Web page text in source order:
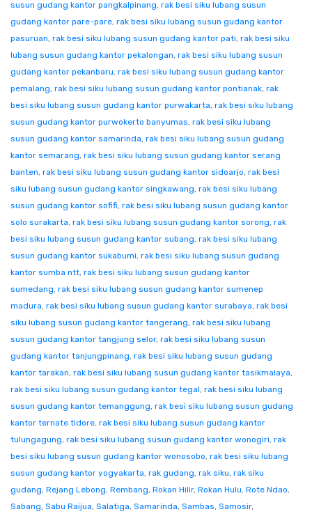
susun gudang kantor pangkalpinang, rak besi siku lubang susun
gudang kantor pare-pare, rak besi siku lubang susun gudang kantor
pasuruan, rak besi siku lubang susun gudang kantor pati, rak besi siku
lubang susun gudang kantor pekalongan, rak besi siku lubang susun
gudang kantor pekanbaru, rak besi siku lubang susun gudang kantor
pemalang, rak besi siku lubang susun gudang kantor pontianak, rak
besi siku lubang susun gudang kantor purwakarta, rak besi siku lubang
susun gudang kantor purwokerto banyumas, rak besi siku lubang
susun gudang kantor samarinda, rak besi siku lubang susun gudang
kantor semarang, rak besi siku lubang susun gudang kantor serang
banten, rak besi siku lubang susun gudang kantor sidoarjo, rak besi
siku lubang susun gudang kantor singkawang, rak besi siku lubang
susun gudang kantor sofifi, rak besi siku lubang susun gudang kantor
solo surakarta, rak besi siku lubang susun gudang kantor sorong, rak
besi siku lubang susun gudang kantor subang, rak besi siku lubang
susun gudang kantor sukabumi, rak besi siku lubang susun gudang
kantor sumba ntt, rak besi siku lubang susun gudang kantor
sumedang, rak besi siku lubang susun gudang kantor sumenep
madura, rak besi siku lubang susun gudang kantor surabaya, rak besi
siku lubang susun gudang kantor tangerang, rak besi siku lubang
susun gudang kantor tangjung selor, rak besi siku lubang susun
gudang kantor tanjungpinang, rak besi siku lubang susun gudang
kantor tarakan, rak besi siku lubang susun gudang kantor tasikmalaya,
rak besi siku lubang susun gudang kantor tegal, rak besi siku lubang
susun gudang kantor temanggung, rak besi siku lubang susun gudang
kantor ternate tidore, rak besi siku lubang susun gudang kantor
tulungagung, rak besi siku lubang susun gudang kantor wonogiri, rak
besi siku lubang susun gudang kantor wonosobo, rak besi siku lubang
susun gudang kantor yogyakarta, rak gudang, rak siku, rak siku
gudang, Rejang Lebong, Rembang, Rokan Hilir, Rokan Hulu, Rote Ndao,
Sabang, Sabu Raijua, Salatiga, Samarinda, Sambas, Samosir,